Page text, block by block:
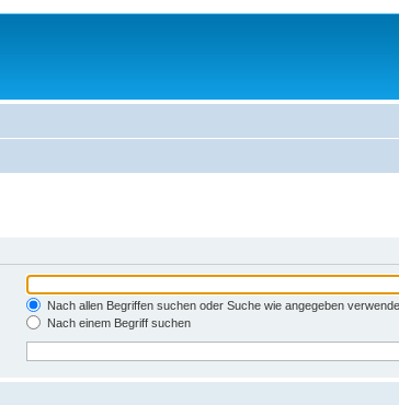
Nach allen Begriffen suchen oder Suche wie angegeben
Nach einem Begriff suchen